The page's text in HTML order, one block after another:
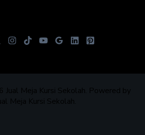
Meja Kursi Sekolah. Powered by
Meja Kursi Sekolah.